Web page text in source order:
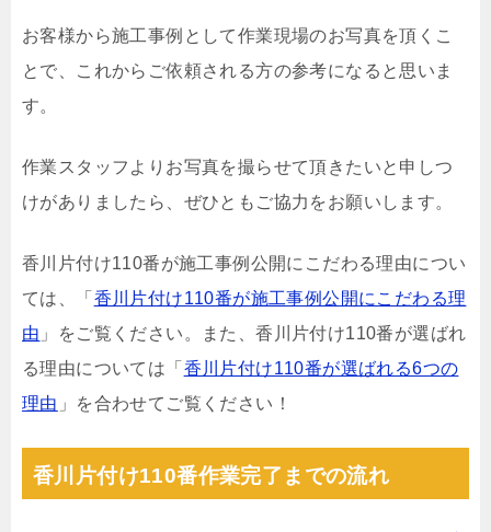
お客様から施工事例として作業現場のお写真を頂くこ
とで、これからご依頼される方の参考になると思いま
す。
作業スタッフよりお写真を撮らせて頂きたいと申しつ
けがありましたら、ぜひともご協力をお願いします。
香川片付け110番が施工事例公開にこだわる理由につい
ては、「 香川片付け110番が施工事例公開にこだわる理
由 」をご覧ください。また、香川片付け110番が選ばれ
る理由については「 香川片付け110番が選ばれる6つの
理由 」を合わせてご覧ください！
香川片付け110番作業完了までの流れ